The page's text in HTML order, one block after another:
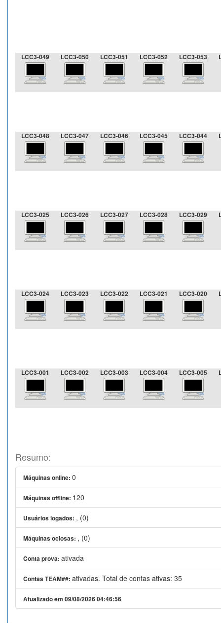
LCC3-049 LCC3-050 LCC3-051 LCC3-052 LCC3-053
LCC3-048 LCC3-047 LCC3-046 LCC3-045 LCC3-044
LCC3-025 LCC3-026 LCC3-027 LCC3-028 LCC3-029
LCC3-024 LCC3-023 LCC3-022 LCC3-021 LCC3-020
LCC3-001 LCC3-002 LCC3-003 LCC3-004 LCC3-005
Resumo:
Máquinas online: 0
Máquinas offline: 120
Usuários logados: , (0)
Máquinas ociosas: , (0)
Conta prova: ativada
Contas TEAM##: ativadas. Total de contas ativas: 35
Atualizado em 09/08/2026 04:46:56